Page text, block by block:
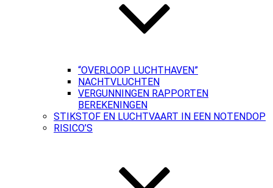
“OVERLOOP LUCHTHAVEN”
NACHTVLUCHTEN
VERGUNNINGEN RAPPORTEN
BEREKENINGEN
STIKSTOF EN LUCHTVAART IN EEN NOTENDOP
RISICO’S